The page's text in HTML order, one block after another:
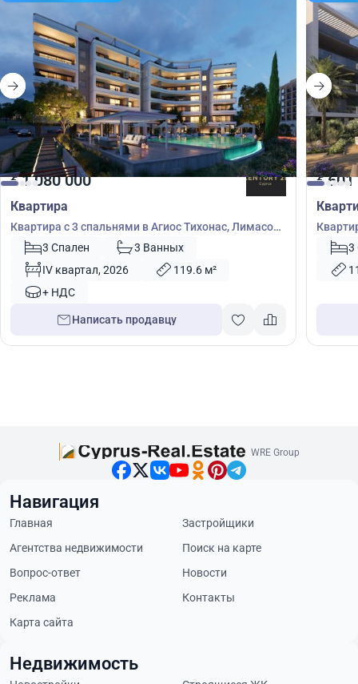
€1 080 000
Квартира
Квартира с 3 спальнями в Агиос Тихонас, Лимасол,
Кипр № 56196
3 Спален
3 Ванных
IV квартал, 2026
119.6 м²
+ НДС
Написать продавцу
€601
3
WRE Group
Навигация
Главная
Застройщики
Агентства недвижимости
Поиск на карте
Вопрос-ответ
Новости
Реклама
Контакты
Карта сайта
Недвижимость